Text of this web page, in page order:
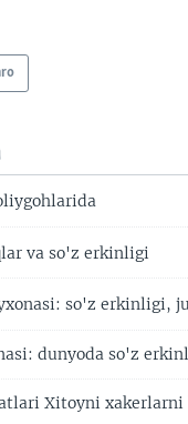
va so'z erkinligi
so'z erkinligi,
dunyoda so'z
Xitoyni